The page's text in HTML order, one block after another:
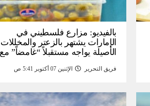
بالفيديو: مزارع فلسطيني في
الإمارات يشتهر بالزعتر والمخللات
الأصيلة يواجه مستقبلاً “غامضاً” ​​مع
خبر
فريق التحرير الإثنين 07 أكتوبر 5:41 ص